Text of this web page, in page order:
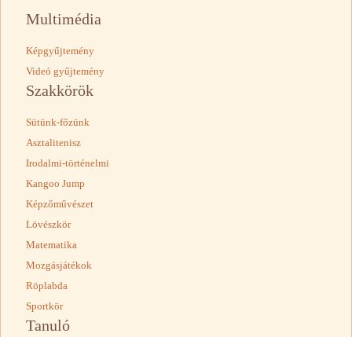
Multimédia
Képgyűjtemény
Videó gyűjtemény
Szakkörök
Sütünk-főzünk
Asztalitenisz
Irodalmi-történelmi
Kangoo Jump
Képzőművészet
Lövészkör
Matematika
Mozgásjátékok
Röplabda
Sportkör
Tanuló